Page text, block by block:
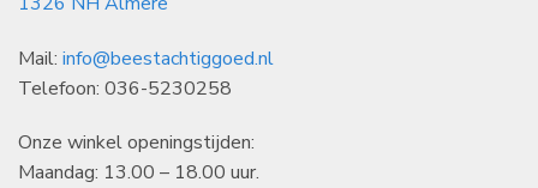
Mail: info@beestachtiggoed.nl
Telefoon: 036-5230258
Onze winkel openingstijden:
Maandag: 13.00 – 18.00 uur.